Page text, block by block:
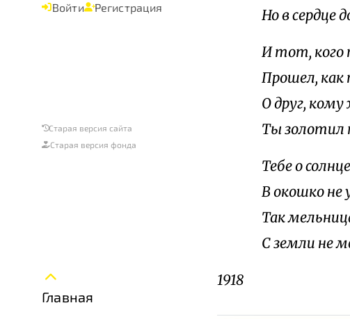
Войти Регистрация
Старая версия сайта
Старая версия фонда
Главная
Но в сердце
И тот, кого
Прошел, как
О друг,
Ты золотил
Тебе о
В окошко не
Так
С земли не
1918